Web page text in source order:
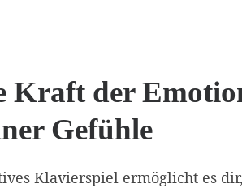
Kraft der
Gefühle
Klavierspiel ermöglicht es